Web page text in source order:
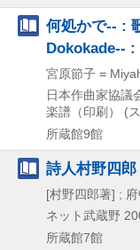
何処かで-- :
Dokokade--
宮原節子 =
日本作曲家協議
楽譜（印刷） (
所蔵館9館
詩人村野四郎
[村野四郎著] ;
ネット武蔵野
所蔵館7館